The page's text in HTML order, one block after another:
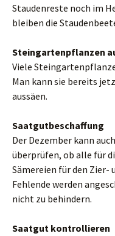
Staudenreste noch im
bleiben die
Steingartenpflanzen
Viele
Man kann sie bereits
aussäen.
Saatgutbeschaffung
Der Dezember kann
überprüfen, ob alle für
Sämereien für den Zier-
Fehlende werden
nicht zu behindern.
Saatgut kontrollieren